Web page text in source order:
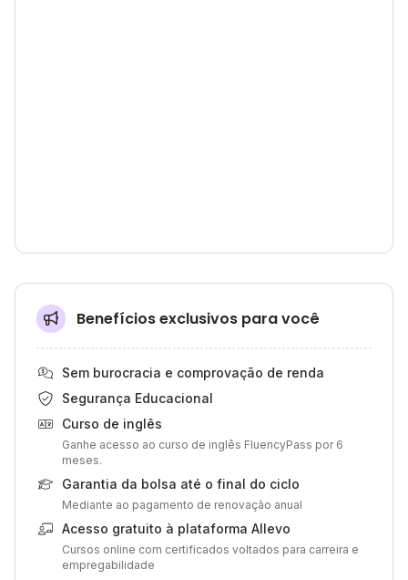
Benefícios exclusivos para você
Sem burocracia e comprovação de renda
Segurança Educacional
Curso de inglês
Ganhe acesso ao curso de inglês FluencyPass por 6
meses.
Garantia da bolsa até o final do ciclo
Mediante ao pagamento de renovação anual
Acesso gratuito à plataforma Allevo
Cursos online com certificados voltados para carreira e
empregabilidade